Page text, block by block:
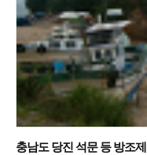
충남도 당진 석문 등 방조